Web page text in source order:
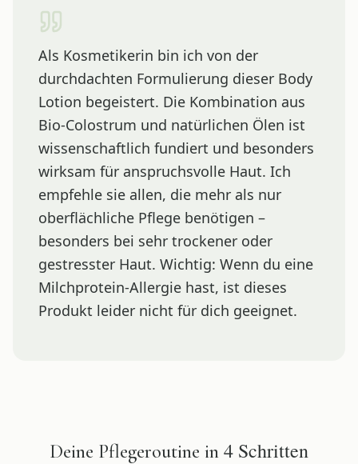
Als Kosmetikerin bin ich von der
durchdachten Formulierung dieser Body
Lotion begeistert. Die Kombination aus
Bio-Colostrum und natürlichen Ölen ist
wissenschaftlich fundiert und besonders
wirksam für anspruchsvolle Haut. Ich
empfehle sie allen, die mehr als nur
oberflächliche Pflege benötigen –
besonders bei sehr trockener oder
gestresster Haut. Wichtig: Wenn du eine
Milchprotein-Allergie hast, ist dieses
Produkt leider nicht für dich geeignet.
Deine Pflegeroutine in 4 Schritten